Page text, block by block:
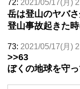
72: 2021/05/17(月)
岳は登山のヤバ
登山事故起きた
73: 2021/05/17(月)
>>63
ぼくの地球を守